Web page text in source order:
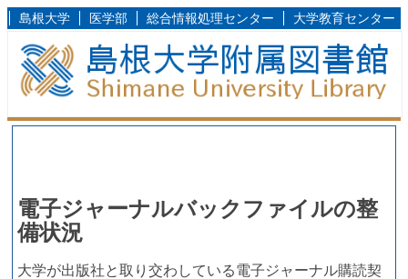
島根大学 医学部 総合情報処理センター 大学教育センター
電子ジャーナルバックファイルの整
備状況
大学が出版社と取り交わしている電子ジャーナル購読契